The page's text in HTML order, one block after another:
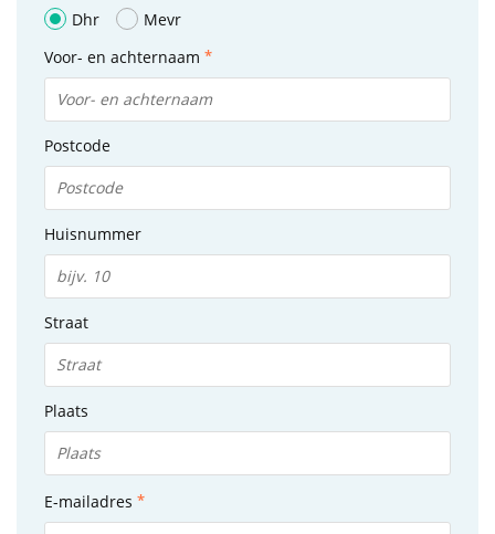
Dhr
Mevr
Voor- en achternaam
Postcode
Huisnummer
Straat
Plaats
E-mailadres